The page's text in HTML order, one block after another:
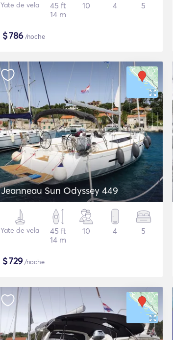
Yate de vela
45 ft
14 m
10 4 5
$786/noche
Jeanneau Sun Odyssey 449
Yate de vela
45 ft
14 m
10 4 5
$729/noche